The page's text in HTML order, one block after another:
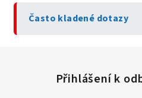
Často kladené dotazy